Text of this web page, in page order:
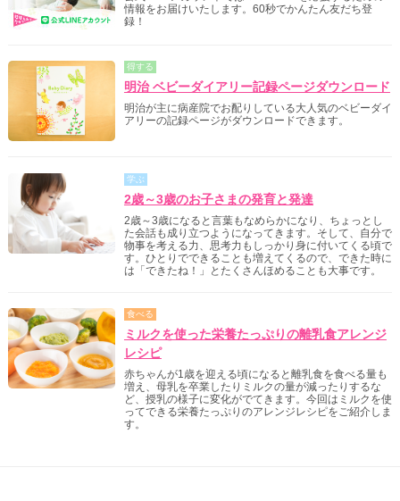
情報をお届けいたします。60秒でかんたん友だち登
録！
得する
明治 ベビーダイアリー記録ページダウンロード
明治が主に病産院でお配りしている大人気のベビーダイ
アリーの記録ページがダウンロードできます。
学ぶ
2歳～3歳のお子さまの発育と発達
2歳～3歳になると言葉もなめらかになり、ちょっとし
た会話も成り立つようになってきます。そして、自分で
物事を考える力、思考力もしっかり身に付いてくる頃で
す。ひとりでできることも増えてくるので、できた時に
は「できたね！」とたくさんほめることも大事です。
食べる
ミルクを使った栄養たっぷりの離乳食アレンジ
レシピ
赤ちゃんが1歳を迎える頃になると離乳食を食べる量も
増え、母乳を卒業したりミルクの量が減ったりするな
ど、授乳の様子に変化がでてきます。今回はミルクを使
ってできる栄養たっぷりのアレンジレシピをご紹介しま
す。